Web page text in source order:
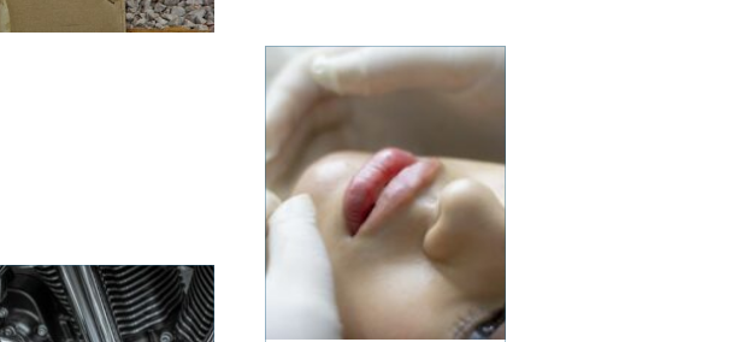
smycket inte längre
passar dagens stilar? I
Göteborg med omnejd